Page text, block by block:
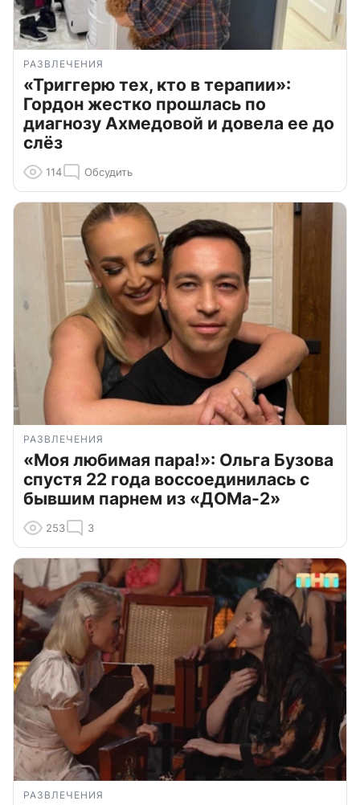
РАЗВЛЕЧЕНИЯ
«Триггерю тех, кто в терапии»:
Гордон жестко прошлась по
диагнозу Ахмедовой и довела ее до
слёз
114 Обсудить
РАЗВЛЕЧЕНИЯ
«Моя любимая пара!»: Ольга Бузова
спустя 22 года воссоединилась с
бывшим парнем из «ДОМа-2»
253 3
РАЗВЛЕЧЕНИЯ